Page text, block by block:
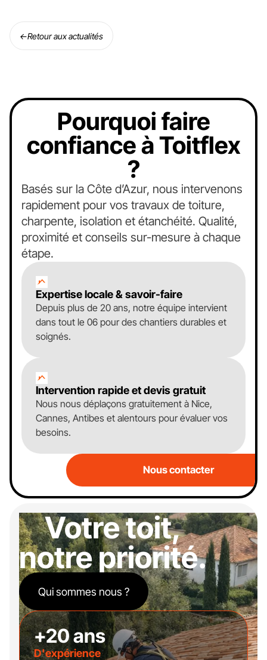
←Retour aux actualités
Pourquoi faire
confiance à Toitflex
?
Basés sur la Côte d’Azur, nous intervenons
rapidement pour vos travaux de toiture,
charpente, isolation et étanchéité. Qualité,
proximité et conseils sur-mesure à chaque
étape.
Expertise locale & savoir-faire
Depuis plus de 20 ans, notre équipe intervient
dans tout le 06 pour des chantiers durables et
soignés.
Intervention rapide et devis gratuit
Nous nous déplaçons gratuitement à Nice,
Cannes, Antibes et alentours pour évaluer vos
besoins.
Nous contacter
Votre toit,
notre priorité.
Qui sommes nous ?
+20 ans
D'expérience